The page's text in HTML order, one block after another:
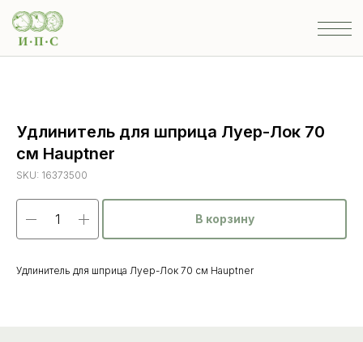
Удлинитель для шприца Луер-Лок 70
см Hauptner
SKU: 16373500
В корзину
Удлинитель для шприца Луер-Лок 70 см Hauptner